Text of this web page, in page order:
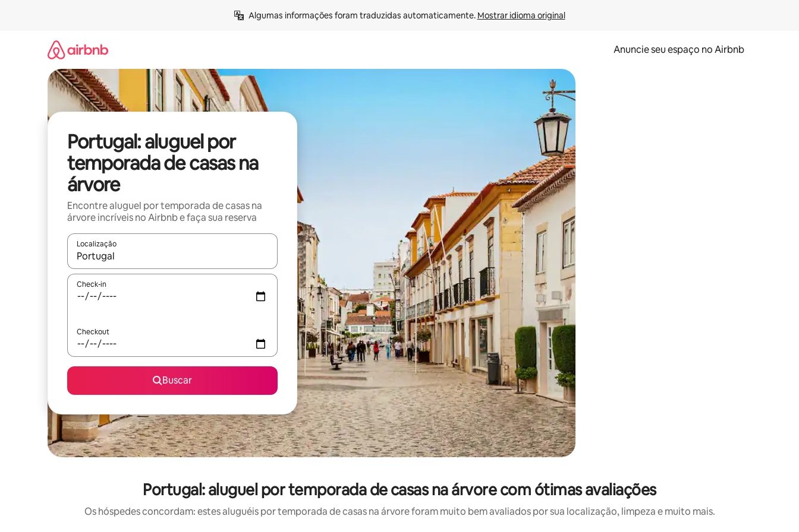
Algumas informações foram traduzidas automaticamente. Mostrar idioma original
Anuncie seu espaço no Airbnb
Portugal: aluguel por
temporada de casas na
árvore
Encontre aluguel por temporada de casas na
árvore incríveis no Airbnb e faça sua reserva
Localização
Quando os resultados estiverem disponíveis, explore-os usando as seta para cima e para baixo do teclado ou tocando e deslizando o dedo na tela.
Check-in
Checkout
Buscar
Portugal: aluguel por temporada de casas na árvore com ótimas avaliações
Os hóspedes concordam: estes aluguéis por temporada de casas na árvore foram muito bem avaliados por sua localização, limpeza e muito mais.